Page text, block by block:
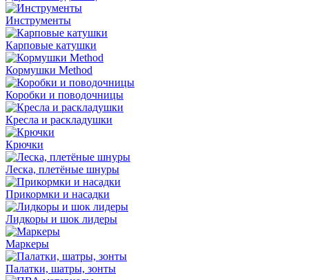
Инструменты
Карповые катушки
Кормушки Method
Коробки и поводочницы
Кресла и раскладушки
Крючки
Леска, плетёные шнуры
Прикормки и насадки
Лидкоры и шок лидеры
Маркеры
Палатки, шатры, зонты